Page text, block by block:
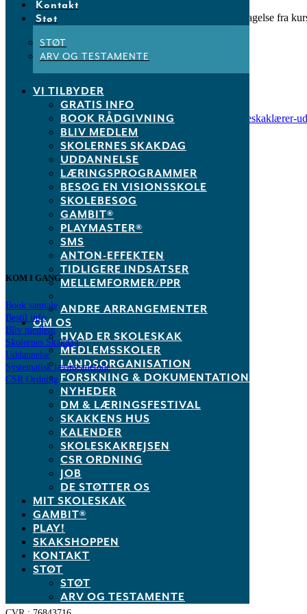
Kontakt
Støt
STØT
ARV OG TESTAMENTE
VI TILBYDER
GRATIS INFO
BOOK RÅDGIVNING
BLIV MEDLEM
SKOLERNES SKAKDAG
UDDANNELSE
LÆRINGSPROGRAMMER
BESØG EN VISIONSSKOLE
SKOLEBESØG
GAMBIT®
PLAYMASTER®
SMS
ANTON-EFFEKTEN
TIDLIGERE INDSATSER
MELLEMFORMER/PPR
ANDRE ARRANGEMENTER
OM OS
HVAD ER SKOLESKAK
MEDLEMSSKOLER
LANDSORGANISATION
FORSKNING & DOKUMENTATION
NYHEDER
DM & LÆRINGSFESTIVAL
SKAKKENS HUS
KALENDER
SKOLESKAKREJSEN
CSR ORDNING
JOB
DE STØTTER OS
MIT SKOLESKAK
GAMBIT®
PLAY!
SKAKSHOPPEN
KONTAKT
STØT
STØT
ARV OG TESTAMENTE
Undervisningen bar præg af god energi og aktiv deltagelse fra
Tags:
Skoleskak som forebyggende specialundervisning Skoleskaklærer-
Dansk Skoleskak
info@skoleskak.dk
KOM I GANG
Book samtale
Bestil info
Bliv medlem
Skolernes Skakdag
Uddannelse
Systematisk læringsmetode
CSR Ordning
Skakshoppen.dk
Mit.skoleskak.dk
Skakskolen.dk
Privatlivspolitik
Dansk Skoleskak
Sølvgade 15
1307 København K
info@skoleskak.dk
+45 3049 0580